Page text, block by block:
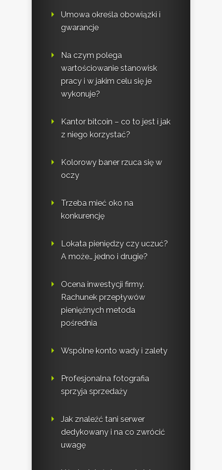
Umowa określa obowiązki i
gwarancje
Na czym polega
wartościowanie stanowisk
pracy i w jakim celu się je
wykonuje?
Kantor bitcoin – co to jest i jak
z niego korzystać?
Kolorowy baner rzuca się w
oczy
Trzeba mieć oko na
konkurencję
Lokata pieniędzy czy uczuć?
A może… jedno i drugie?
Ocena inwestycji firmy.
Rachunek przepływów
pieniężnych metoda
pośrednia
Wspólne konto wady i zalety
Profesjonalna fotografia
sprzyja sprzedaży
Jak znaleźć tani serwer
dedykowany i na co zwrócić
uwagę